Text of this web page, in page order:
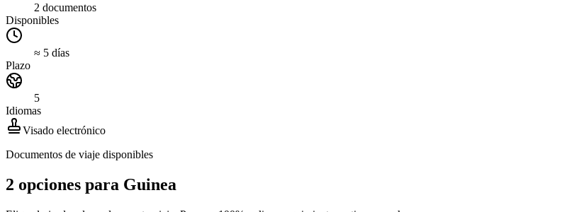
2 documentos
Disponibles
≈ 5 días
Plazo
5
Idiomas
Visado electrónico
Documentos de viaje disponibles
2 opciones para Guinea